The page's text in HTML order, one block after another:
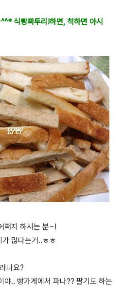
식빵짜투리!하면, 척하면 아시
쩌지 하시는 분~!
많다는거..ㅎㅎ
나요?
야.. 빵가게에서 파나?? 팔기도 하는